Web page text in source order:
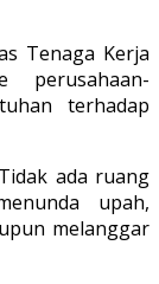
Tenaga Kerja
perusahaan-
terhadap
ada ruang
upah,
melanggar